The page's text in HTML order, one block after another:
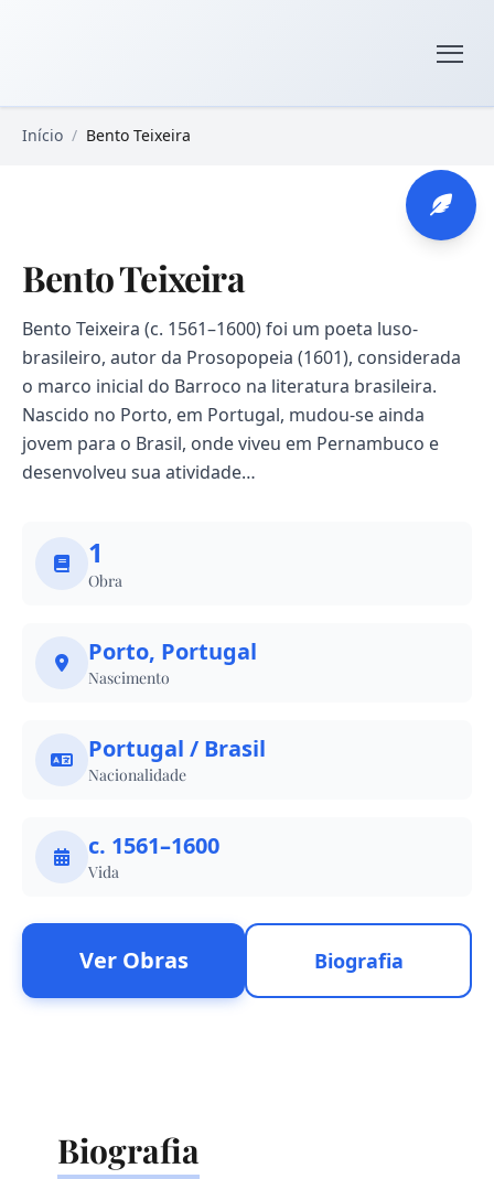
Início / Bento Teixeira
Bento Teixeira
Bento Teixeira (c. 1561–1600) foi um poeta luso-
brasileiro, autor da Prosopopeia (1601), considerada
o marco inicial do Barroco na literatura brasileira.
Nascido no Porto, em Portugal, mudou-se ainda
jovem para o Brasil, onde viveu em Pernambuco e
desenvolveu sua atividade…
1
Obra
Porto, Portugal
Nascimento
Portugal / Brasil
Nacionalidade
c. 1561–1600
Vida
Ver Obras Biografia
Biografia